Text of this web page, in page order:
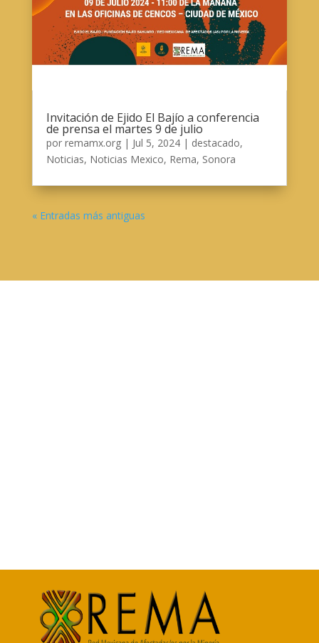
Invitación de Ejido El Bajío a conferencia
de prensa el martes 9 de julio
por remamx.org| Jul 5, 2024| destacado,
Noticias, Noticias Mexico, Rema, Sonora
« Entradas más antiguas